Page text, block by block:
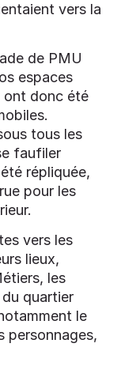
vers la
de PMU
espaces
ont donc été
tous les
faufiler
répliquée,
pour les
vers les
lieux,
les
du quartier
le
personnages,